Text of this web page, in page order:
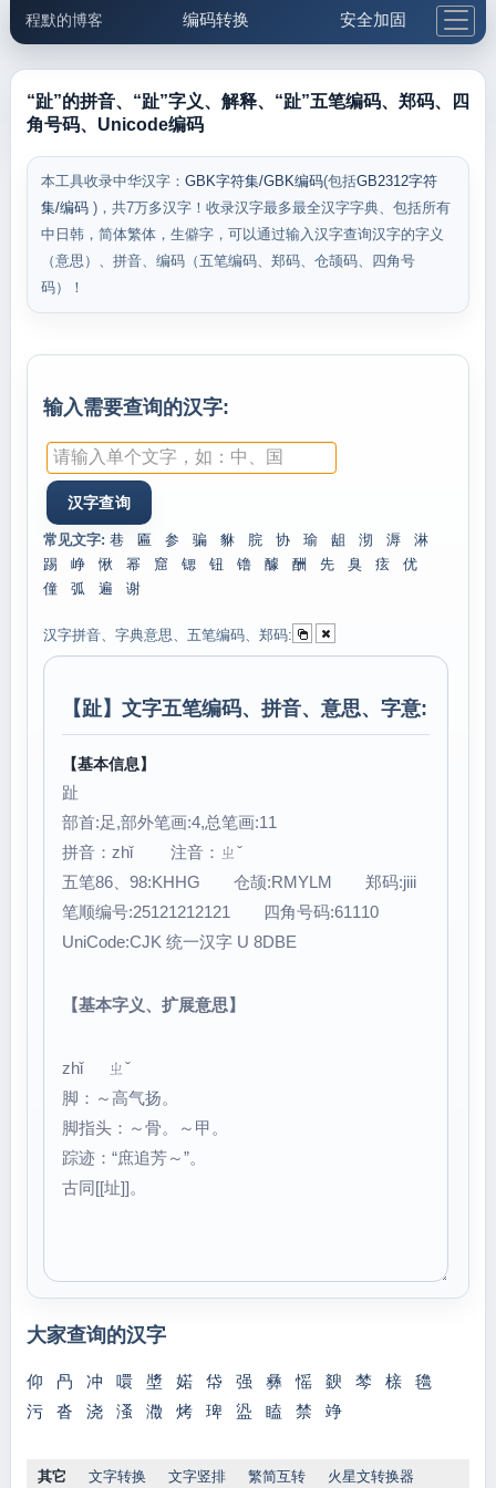
程默的博客 编码转换 安全加固
邮件工具 生活便民 更多工具
“趾”的拼音、“趾”字义、解释、“趾”五笔编码、郑码、四
角号码、Unicode编码
本工具收录中华汉字： GBK字符集/GBK编码(包括GB2312字符
集/编码 )，共7万多汉字！收录汉字最多最全汉字字典、包括所有
中日韩，简体繁体，生僻字，可以通过输入汉字查询汉字的字义
（意思）、拼音、编码（五笔编码、郑码、仓颉码、四角号
码）！
输入需要查询的汉字:
常见文字: 巷 匾 参 骗 貅 脘 协 瑜 龃 沏 溽
淋
踢
峥 愀 幂 窟 锶 钮 镥 醵 酬 先 臭 痃
优
僮
弧 遍 谢
汉字拼音、字典意思、五笔编码、郑码:
【趾】文字五笔编码、拼音、意思、字意:
【基本信息】
趾
部首:足,部外笔画:4,总笔画:11
拼音：zhǐ 注音：ㄓˇ
五笔86、98:KHHG 仓颉:RMYLM 郑码:jiii
笔顺编号:25121212121 四角号码:61110
UniCode:CJK 统一汉字 U 8DBE
【基本字义、扩展意思】
zhǐ ㄓˇ
脚：～高气扬。
脚指头：～骨。～甲。
踪迹：“庶追芳～”。
古同[[址]]。
大家查询的汉字
仰 冎 冲 噮 墏 婼 帒 强 彝 愮 斔 棽 榇
氌
污
沓 浇 溞 瀓 烤 琕 盕 瞌 禁 竫
其它 文字转换 文字竖排 繁简互转 火星文转换器